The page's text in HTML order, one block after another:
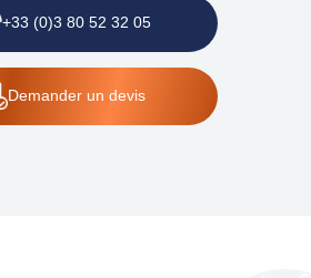
+33 (0)3 80 52 32 05
Demanderun devis